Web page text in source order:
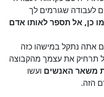
לעבודה שגורמים לך
כן, אל תספר לאותו אדם
אתה נתקל במישהו כזה
תרחיק את עצמך מהקבוצה
משאר האנשים ועשו
הזה.